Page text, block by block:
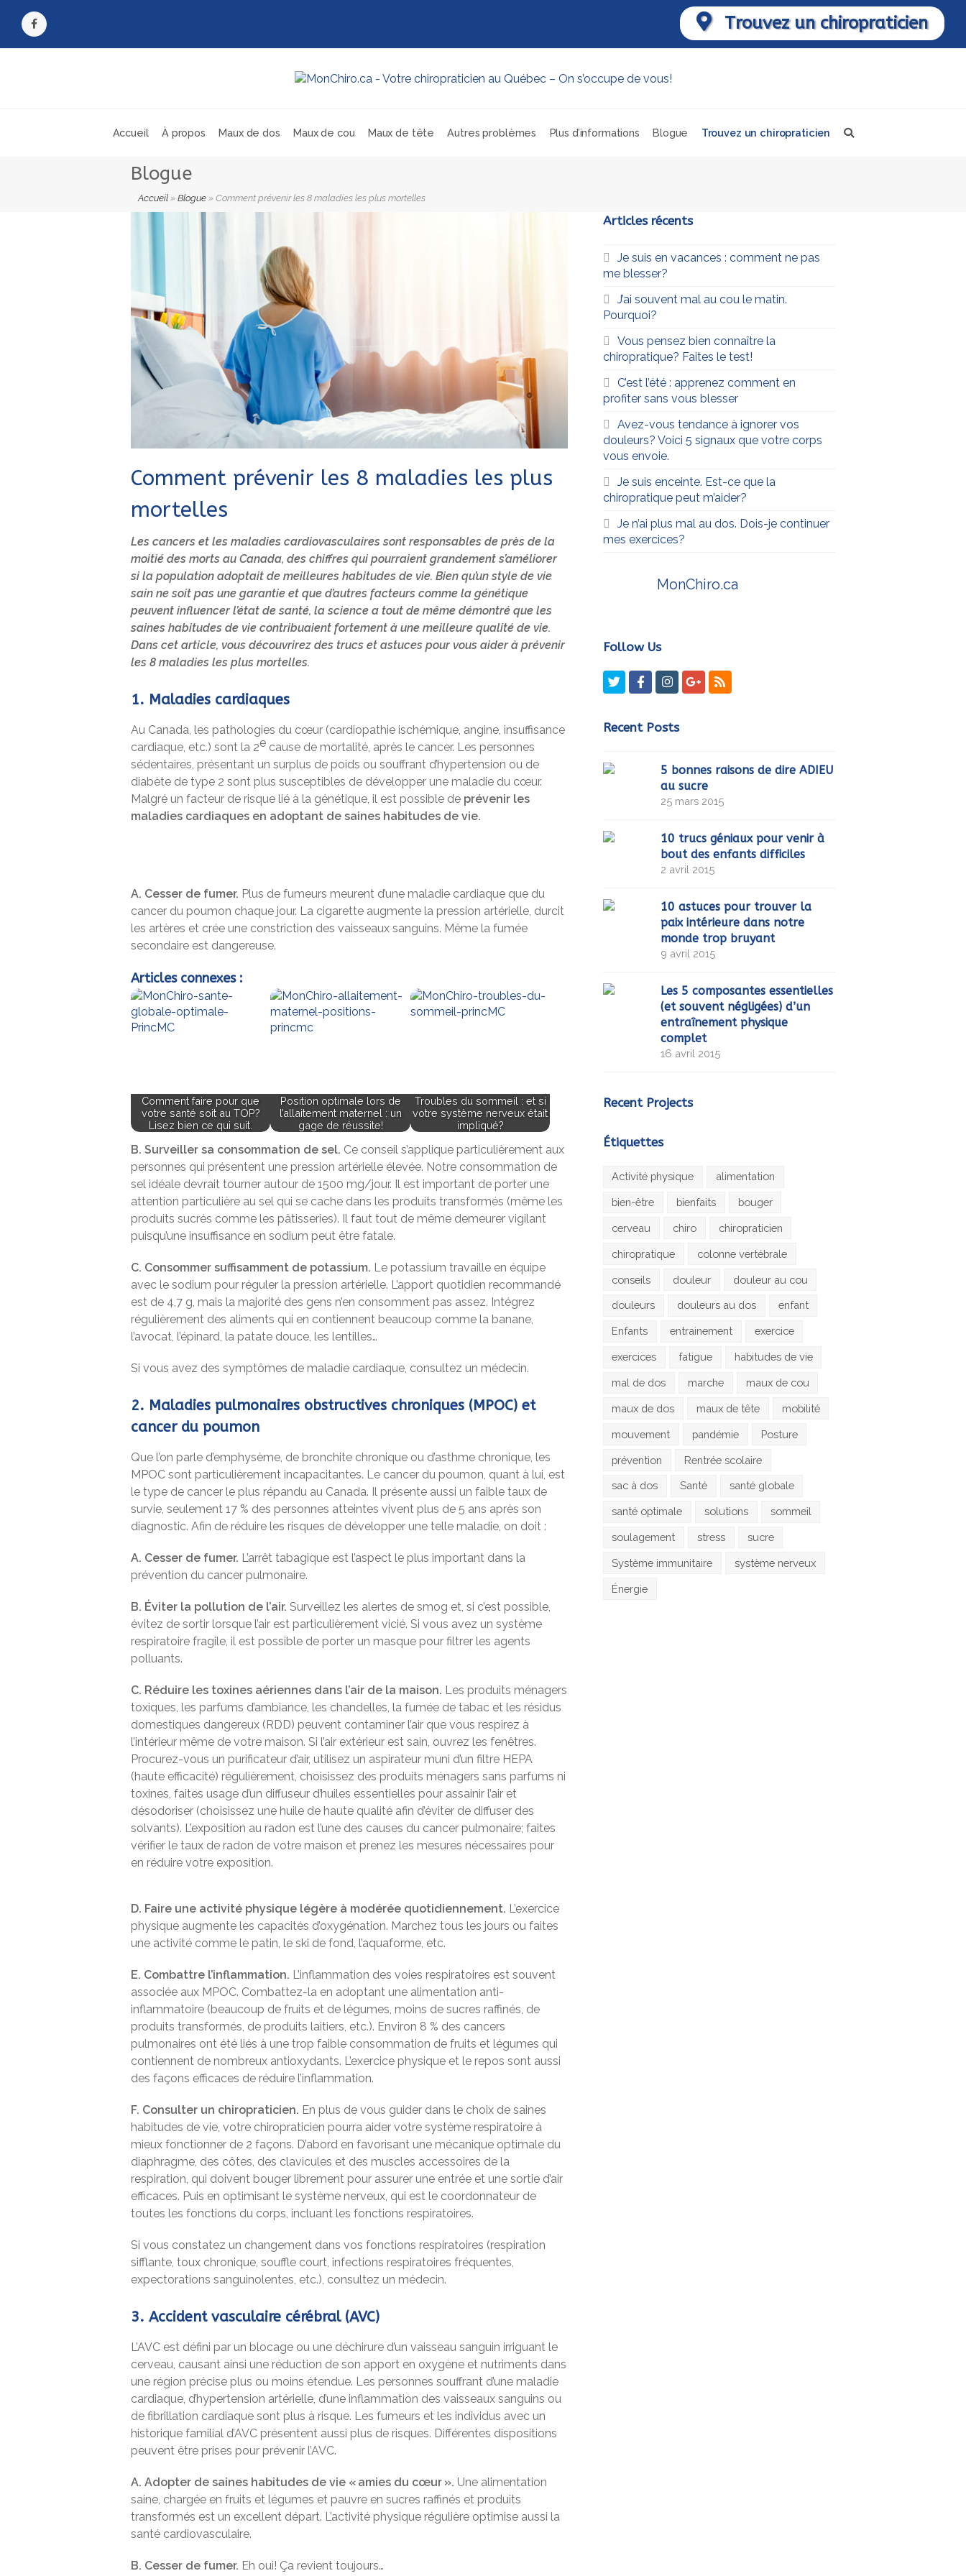
Trouvez un chiropraticien
Facebook
Accueil À propos Maux de dos Maux de cou Maux de tête Autres problèmes Plus d’informations Blogue Trouvez un chiropraticien
Blogue
Accueil » Blogue » Comment prévenir les 8 maladies les plus mortelles
Comment prévenir les 8 maladies les plus
mortelles
Les cancers et les maladies cardiovasculaires sont responsables de près de la
moitié des morts au Canada, des chiffres qui pourraient grandement s’améliorer
si la population adoptait de meilleures habitudes de vie. Bien qu’un style de vie
sain ne soit pas une garantie et que d’autres facteurs comme la génétique
peuvent influencer l’état de santé, la science a tout de même démontré que les
saines habitudes de vie contribuaient fortement à une meilleure qualité de vie.
Dans cet article, vous découvrirez des trucs et astuces pour vous aider à prévenir
les 8 maladies les plus mortelles.
1. Maladies cardiaques
Au Canada, les pathologies du cœur (cardiopathie ischémique, angine, insuffisance
cardiaque, etc.) sont la 2e cause de mortalité, après le cancer. Les personnes
sédentaires, présentant un surplus de poids ou souffrant d’hypertension ou de
diabète de type 2 sont plus susceptibles de développer une maladie du cœur.
Malgré un facteur de risque lié à la génétique, il est possible de prévenir les
maladies cardiaques en adoptant de saines habitudes de vie.
A. Cesser de fumer. Plus de fumeurs meurent d’une maladie cardiaque que du
cancer du poumon chaque jour. La cigarette augmente la pression artérielle, durcit
les artères et crée une constriction des vaisseaux sanguins. Même la fumée
secondaire est dangereuse.
Articles connexes :
Comment faire pour que
votre santé soit au TOP?
Lisez bien ce qui suit.
Position optimale lors de
l’allaitement maternel : un
gage de réussite!
Troubles du sommeil : et si
votre système nerveux était
impliqué?
B. Surveiller sa consommation de sel. Ce conseil s’applique particulièrement aux
personnes qui présentent une pression artérielle élevée. Notre consommation de
sel idéale devrait tourner autour de 1500 mg/jour. Il est important de porter une
attention particulière au sel qui se cache dans les produits transformés (même les
produits sucrés comme les pâtisseries). Il faut tout de même demeurer vigilant
puisqu’une insuffisance en sodium peut être fatale.
C. Consommer suffisamment de potassium. Le potassium travaille en équipe
avec le sodium pour réguler la pression artérielle. L’apport quotidien recommandé
est de 4,7 g, mais la majorité des gens n’en consomment pas assez. Intégrez
régulièrement des aliments qui en contiennent beaucoup comme la banane,
l’avocat, l’épinard, la patate douce, les lentilles…
Si vous avez des symptômes de maladie cardiaque, consultez un médecin.
2. Maladies pulmonaires obstructives chroniques (MPOC) et
cancer du poumon
Que l’on parle d’emphysème, de bronchite chronique ou d’asthme chronique, les
MPOC sont particulièrement incapacitantes. Le cancer du poumon, quant à lui, est
le type de cancer le plus répandu au Canada. Il présente aussi un faible taux de
survie, seulement 17 % des personnes atteintes vivent plus de 5 ans après son
diagnostic. Afin de réduire les risques de développer une telle maladie, on doit :
A. Cesser de fumer. L’arrêt tabagique est l’aspect le plus important dans la
prévention du cancer pulmonaire.
B. Éviter la pollution de l’air. Surveillez les alertes de smog et, si c’est possible,
évitez de sortir lorsque l’air est particulièrement vicié. Si vous avez un système
respiratoire fragile, il est possible de porter un masque pour filtrer les agents
polluants.
C. Réduire les toxines aériennes dans l’air de la maison. Les produits ménagers
toxiques, les parfums d’ambiance, les chandelles, la fumée de tabac et les résidus
domestiques dangereux (RDD) peuvent contaminer l’air que vous respirez à
l’intérieur même de votre maison. Si l’air extérieur est sain, ouvrez les fenêtres.
Procurez-vous un purificateur d’air, utilisez un aspirateur muni d’un filtre HEPA
(haute efficacité) régulièrement, choisissez des produits ménagers sans parfums ni
toxines, faites usage d’un diffuseur d’huiles essentielles pour assainir l’air et
désodoriser (choisissez une huile de haute qualité afin d’éviter de diffuser des
solvants). L’exposition au radon est l’une des causes du cancer pulmonaire; faites
vérifier le taux de radon de votre maison et prenez les mesures nécessaires pour
en réduire votre exposition.
D. Faire une activité physique légère à modérée quotidiennement. L’exercice
physique augmente les capacités d’oxygénation. Marchez tous les jours ou faites
une activité comme le patin, le ski de fond, l’aquaforme, etc.
E. Combattre l’inflammation. L’inflammation des voies respiratoires est souvent
associée aux MPOC. Combattez-la en adoptant une alimentation anti-
inflammatoire (beaucoup de fruits et de légumes, moins de sucres raffinés, de
produits transformés, de produits laitiers, etc.). Environ 8 % des cancers
pulmonaires ont été liés à une trop faible consommation de fruits et légumes qui
contiennent de nombreux antioxydants. L’exercice physique et le repos sont aussi
des façons efficaces de réduire l’inflammation.
F. Consulter un chiropraticien. En plus de vous guider dans le choix de saines
habitudes de vie, votre chiropraticien pourra aider votre système respiratoire à
mieux fonctionner de 2 façons. D’abord en favorisant une mécanique optimale du
diaphragme, des côtes, des clavicules et des muscles accessoires de la
respiration, qui doivent bouger librement pour assurer une entrée et une sortie d’air
efficaces. Puis en optimisant le système nerveux, qui est le coordonnateur de
toutes les fonctions du corps, incluant les fonctions respiratoires.
Si vous constatez un changement dans vos fonctions respiratoires (respiration
sifflante, toux chronique, souffle court, infections respiratoires fréquentes,
expectorations sanguinolentes, etc.), consultez un médecin.
3. Accident vasculaire cérébral (AVC)
L’AVC est défini par un blocage ou une déchirure d’un vaisseau sanguin irriguant le
cerveau, causant ainsi une réduction de son apport en oxygène et nutriments dans
une région précise plus ou moins étendue. Les personnes souffrant d’une maladie
cardiaque, d’hypertension artérielle, d’une inflammation des vaisseaux sanguins ou
de fibrillation cardiaque sont plus à risque. Les fumeurs et les individus avec un
historique familial d’AVC présentent aussi plus de risques. Différentes dispositions
peuvent être prises pour prévenir l’AVC.
A. Adopter de saines habitudes de vie « amies du cœur ». Une alimentation
saine, chargée en fruits et légumes et pauvre en sucres raffinés et produits
transformés est un excellent départ. L’activité physique régulière optimise aussi la
santé cardiovasculaire.
B. Cesser de fumer. Eh oui! Ça revient toujours…
Articles récents
Je suis en vacances : comment ne pas
me blesser?
J’ai souvent mal au cou le matin.
Pourquoi?
Vous pensez bien connaître la
chiropratique? Faites le test!
C’est l’été : apprenez comment en
profiter sans vous blesser
Avez-vous tendance à ignorer vos
douleurs? Voici 5 signaux que votre corps
vous envoie.
Je suis enceinte. Est-ce que la
chiropratique peut m’aider?
Je n’ai plus mal au dos. Dois-je continuer
mes exercices?
MonChiro.ca
Follow Us
TwitterFacebookInstagramGooglePlus
RSS
Recent Posts
5 bonnes raisons de dire ADIEU
au sucre
25 mars 2015
10 trucs géniaux pour venir à
bout des enfants difficiles
2 avril 2015
10 astuces pour trouver la
paix intérieure dans notre
monde trop bruyant
9 avril 2015
Les 5 composantes essentielles
(et souvent négligées) d’un
entraînement physique
complet
16 avril 2015
Recent Projects
Étiquettes
Activité physique alimentation
bien-être bienfaits bouger
cerveau chiro chiropraticien
chiropratique colonne vertébrale
conseils douleur douleur au cou
douleurs douleurs au dos enfant
Enfants entrainement exercice
exercices fatigue habitudes de vie
mal de dos marche maux de cou
maux de dos maux de tête mobilité
mouvement pandémie Posture
prévention Rentrée scolaire
sac à dos Santé santé globale
santé optimale solutions sommeil
soulagement stress sucre
Système immunitaire système nerveux
Énergie